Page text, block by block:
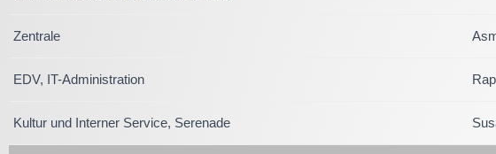
Zentrale
EDV, IT-Administration
Kultur und Interner Service, Serenade